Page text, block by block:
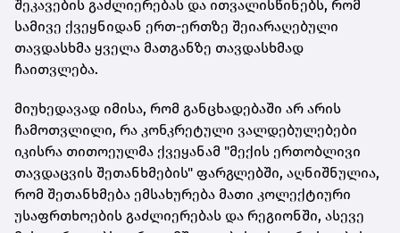
შეკავების გაძლიერებას და ითვალისწინებს, რომ
სამივე ქვეყნიდან ერთ-ერთზე შეიარაღებული
თავდასხმა ყველა მათგანზე თავდასხმად
ჩაითვლება.
მიუხედავად იმისა, რომ განცხადებაში არ არის
ჩამოთვლილი, რა კონკრეტული ვალდებულებები
იკისრა თითოეულმა ქვეყანამ "მექის ერთობლივი
თავდაცვის შეთანხმების" ფარგლებში, აღნიშნულია,
რომ შეთანხმება ემსახურება მათი კოლექტიური
უსაფრთხოების გაძლიერებას და რეგიონში, ასევე